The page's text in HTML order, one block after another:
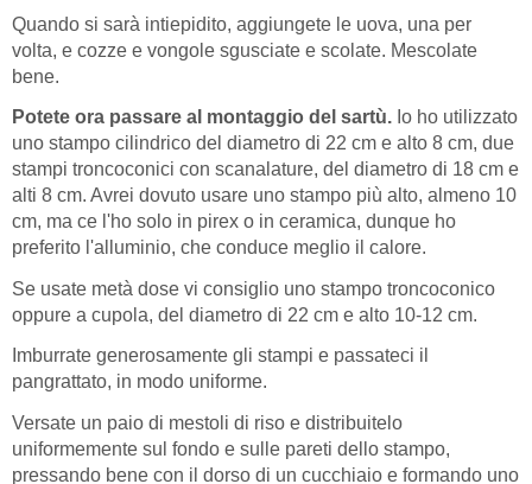
Quando si sarà intiepidito, aggiungete le uova, una per
volta, e cozze e vongole sgusciate e scolate. Mescolate
bene.
Potete ora passare al montaggio del sartù. Io ho utilizzato
uno stampo cilindrico del diametro di 22 cm e alto 8 cm, due
stampi troncoconici con scanalature, del diametro di 18 cm e
alti 8 cm. Avrei dovuto usare uno stampo più alto, almeno 10
cm, ma ce l'ho solo in pirex o in ceramica, dunque ho
preferito l'alluminio, che conduce meglio il calore.
Se usate metà dose vi consiglio uno stampo troncoconico
oppure a cupola, del diametro di 22 cm e alto 10-12 cm.
Imburrate generosamente gli stampi e passateci il
pangrattato, in modo uniforme.
Versate un paio di mestoli di riso e distribuitelo
uniformemente sul fondo e sulle pareti dello stampo,
pressando bene con il dorso di un cucchiaio e formando uno